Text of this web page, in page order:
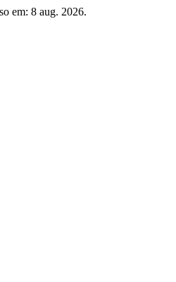
em: 8 aug. 2026.